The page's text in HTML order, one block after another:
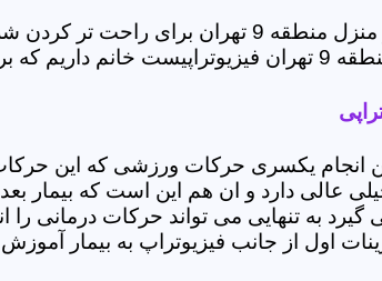
موسسه فیزیوتراپی در منزل منطقه
آماده هستند.
انجام یکسری حرکات ورزشی که این
عالی دارد و ان هم این است که بیمار
گیرد به تنهایی می تواند حرکات درمانی
اول از جانب فیزیوتراپ به بیمار